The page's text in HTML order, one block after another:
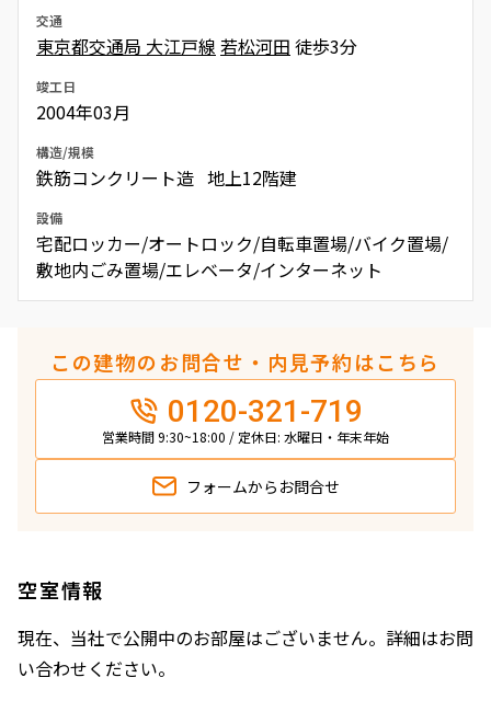
交通
東京都交通局 大江戸線 若松河田 徒歩3分
竣工日
2004年03月
構造/規模
鉄筋コンクリート造 地上12階建
設備
宅配ロッカー/オートロック/自転車置場/バイク置場/
敷地内ごみ置場/エレベータ/インターネット
この建物のお問合せ・内見予約はこちら
0120-321-719
営業時間 9:30~18:00 / 定休日: 水曜日・年末年始
フォームから お問合せ
空室情報
現在、当社で公開中のお部屋はございません。詳細はお問
い合わせください。